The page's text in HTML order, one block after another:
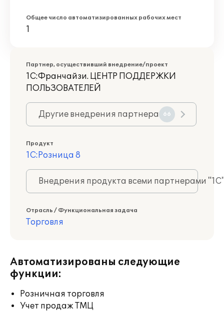
Общее число автоматизированных рабочих мест
1
Партнер, осуществивший внедрение/проект
1С:Франчайзи. ЦЕНТР ПОДДЕРЖКИ
ПОЛЬЗОВАТЕЛЕЙ
Другие внедрения партнера 66
Продукт
1С:Розница 8
Внедрения продукта всеми партнерами
Отрасль / Функциональная задача
Торговля
Автоматизированы следующие
функции:
Розничная торговля
Учет продаж ТМЦ